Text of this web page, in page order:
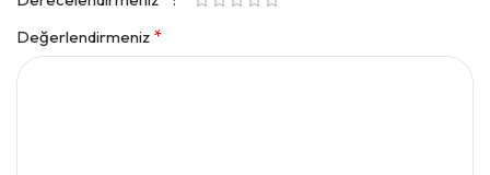
Değerlendirmeniz *